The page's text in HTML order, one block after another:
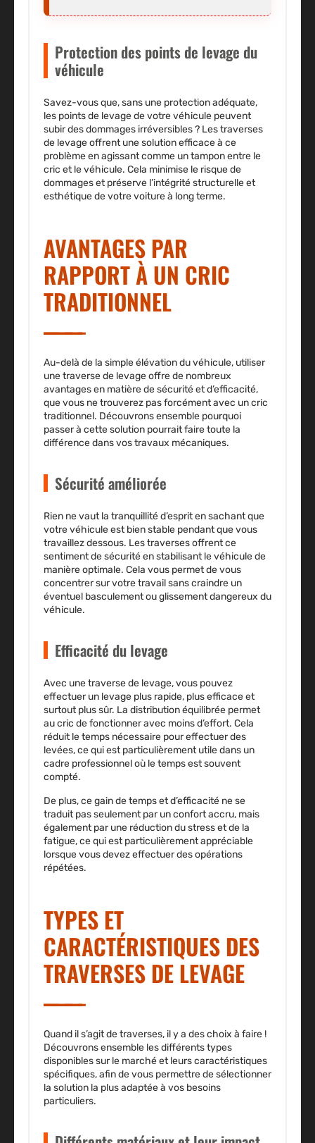
Protection des points de levage du
véhicule
Savez-vous que, sans une protection adéquate,
les points de levage de votre véhicule peuvent
subir des dommages irréversibles ? Les traverses
de levage offrent une solution efficace à ce
problème en agissant comme un tampon entre le
cric et le véhicule. Cela minimise le risque de
dommages et préserve l’intégrité structurelle et
esthétique de votre voiture à long terme.
AVANTAGES PAR
RAPPORT À UN CRIC
TRADITIONNEL
Au-delà de la simple élévation du véhicule, utiliser
une traverse de levage offre de nombreux
avantages en matière de sécurité et d’efficacité,
que vous ne trouverez pas forcément avec un cric
traditionnel. Découvrons ensemble pourquoi
passer à cette solution pourrait faire toute la
différence dans vos travaux mécaniques.
Sécurité améliorée
Rien ne vaut la tranquillité d’esprit en sachant que
votre véhicule est bien stable pendant que vous
travaillez dessous. Les traverses offrent ce
sentiment de sécurité en stabilisant le véhicule de
manière optimale. Cela vous permet de vous
concentrer sur votre travail sans craindre un
éventuel basculement ou glissement dangereux du
véhicule.
Efficacité du levage
Avec une traverse de levage, vous pouvez
effectuer un levage plus rapide, plus efficace et
surtout plus sûr. La distribution équilibrée permet
au cric de fonctionner avec moins d’effort. Cela
réduit le temps nécessaire pour effectuer des
levées, ce qui est particulièrement utile dans un
cadre professionnel où le temps est souvent
compté.
De plus, ce gain de temps et d’efficacité ne se
traduit pas seulement par un confort accru, mais
également par une réduction du stress et de la
fatigue, ce qui est particulièrement appréciable
lorsque vous devez effectuer des opérations
répétées.
TYPES ET
CARACTÉRISTIQUES DES
TRAVERSES DE LEVAGE
Quand il s’agit de traverses, il y a des choix à faire !
Découvrons ensemble les différents types
disponibles sur le marché et leurs caractéristiques
spécifiques, afin de vous permettre de sélectionner
la solution la plus adaptée à vos besoins
particuliers.